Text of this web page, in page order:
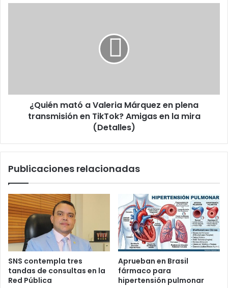
en
Amigas
mira
¿Quién mató a Valeria Márquez en plena
transmisión en TikTok? Amigas en la mira
(Detalles)
Publicaciones relacionadas
SNS contempla tres
tandas de consultas en la
Red Pública
Aprueban en Brasil
fármaco para
hipertensión pulmonar